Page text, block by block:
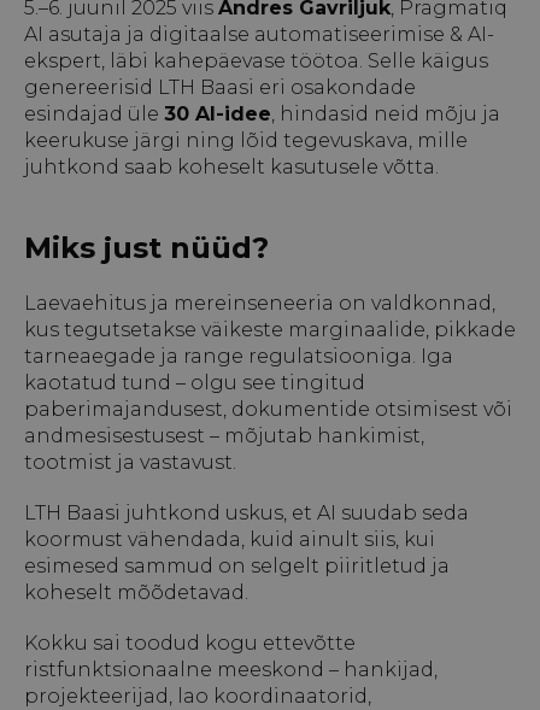
5.–6. juunil 2025 viis Andres Gavriljuk, Pragmatiq
AI asutaja ja digitaalse automatiseerimise & AI-
ekspert, läbi kahepäevase töötoa. Selle käigus
genereerisid LTH Baasi eri osakondade
esindajad üle 30 AI-idee, hindasid neid mõju ja
keerukuse järgi ning lõid tegevuskava, mille
juhtkond saab koheselt kasutusele võtta.
Miks just nüüd?
Laevaehitus ja mereinseneeria on valdkonnad,
kus tegutsetakse väikeste marginaalide, pikkade
tarneaegade ja range regulatsiooniga. Iga
kaotatud tund – olgu see tingitud
paberimajandusest, dokumentide otsimisest või
andmesisestusest – mõjutab hankimist,
tootmist ja vastavust.
LTH Baasi juhtkond uskus, et AI suudab seda
koormust vähendada, kuid ainult siis, kui
esimesed sammud on selgelt piiritletud ja
koheselt mõõdetavad.
Kokku sai toodud kogu ettevõtte
ristfunktsionaalne meeskond – hankijad,
projekteerijad, lao koordinaatorid,